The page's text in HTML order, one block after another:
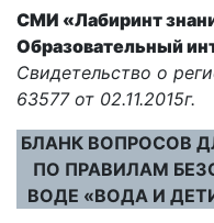
СМИ «Лабиринт
Образовательный
Свидетельство о
63577 от 02.11.2015г.
БЛАНК ВОПРОСОВ
ПО ПРАВИЛАМ
ВОДЕ «ВОДА И